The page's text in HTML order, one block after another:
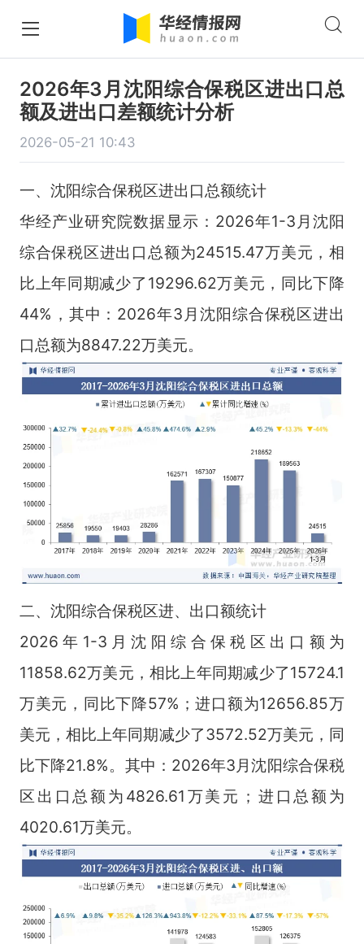
2026年3月沈阳综合保税区进出口总
额及进出口差额统计分析
2026-05-21 10:43
一、沈阳综合保税区进出口总额统计
华经产业研究院数据显示：2026年1-3月沈阳
综合保税区进出口总额为24515.47万美元，相
比上年同期减少了19296.62万美元，同比下降
44%，其中：2026年3月沈阳综合保税区进出
口总额为8847.22万美元。
二、沈阳综合保税区进、出口额统计
2026年1-3月沈阳综合保税区出口额为
11858.62万美元，相比上年同期减少了15724.1
万美元，同比下降57%；进口额为12656.85万
美元，相比上年同期减少了3572.52万美元，同
比下降21.8%。其中：2026年3月沈阳综合保税
区出口总额为4826.61万美元；进口总额为
4020.61万美元。